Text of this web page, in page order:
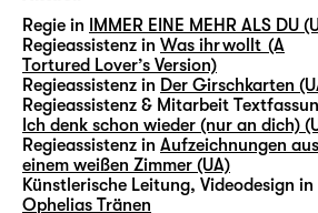
Regie in
IMMER EINE MEHR ALS DU
Regieassistenz in Was ihr wollt (A
Tortured Lover’s Version)
Regieassistenz in Der Girschkarten
Regieassistenz & Mitarbeit
Ich denk schon wieder (nur an dich)
Regieassistenz in Aufzeichnungen aus
einem weißen Zimmer (UA)
Künstlerische Leitung, Videodesign in
Ophelias Tränen